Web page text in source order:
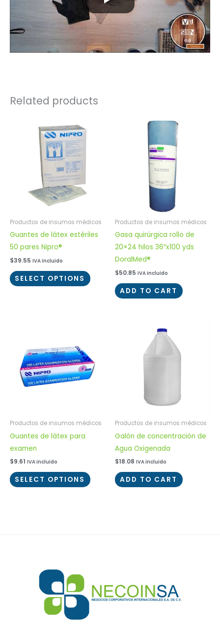
Related products
Productos de insumos médicos
Guantes de látex estériles
50 pares Nipro®
$39.55 IVA incluido
SELECT OPTIONS
Productos de insumos médicos
Gasa quirúrgica rollo de
20×24 hilos 36″x100 yds
DoralMed®
$50.85 IVA incluido
ADD TO CART
Productos de insumos médicos
Guantes de látex para
examen
$9.61 IVA incluido
SELECT OPTIONS
Productos de insumos médicos
Galón de concentración de
Agua Oxigenada
$18.08 IVA incluido
ADD TO CART